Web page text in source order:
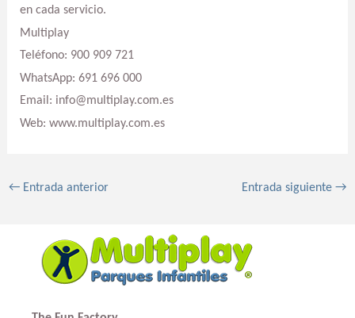
en cada servicio.
Multiplay
Teléfono: 900 909 721
WhatsApp: 691 696 000
Email: info@multiplay.com.es
Web: www.multiplay.com.es
←Entrada anterior Entrada siguiente→